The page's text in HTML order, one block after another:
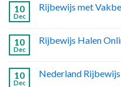
10
Dec
Rijbewijs met
10
Dec
Rijbewijs Halen
10
Dec
Nederland